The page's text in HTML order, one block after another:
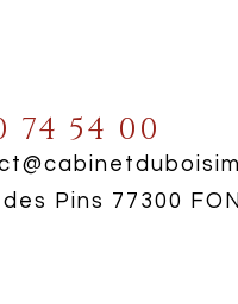
74 54 00
Pins 77300